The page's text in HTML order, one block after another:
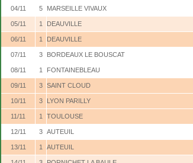
04/11 5 MARSEILLE VIVAUX
05/11 1 DEAUVILLE
06/11 1 DEAUVILLE
07/11 3 BORDEAUX LE BOUSCAT
08/11 1 FONTAINEBLEAU
09/11 3 SAINT CLOUD
10/11 3 LYON PARILLY
11/11 1 TOULOUSE
12/11 3 AUTEUIL
13/11 1 AUTEUIL